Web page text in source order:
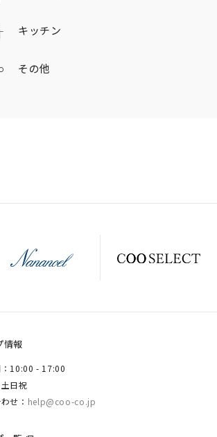
キッチン
その他
情報
：10:00 - 17:00
日祝
せ： help@coo-co.jp